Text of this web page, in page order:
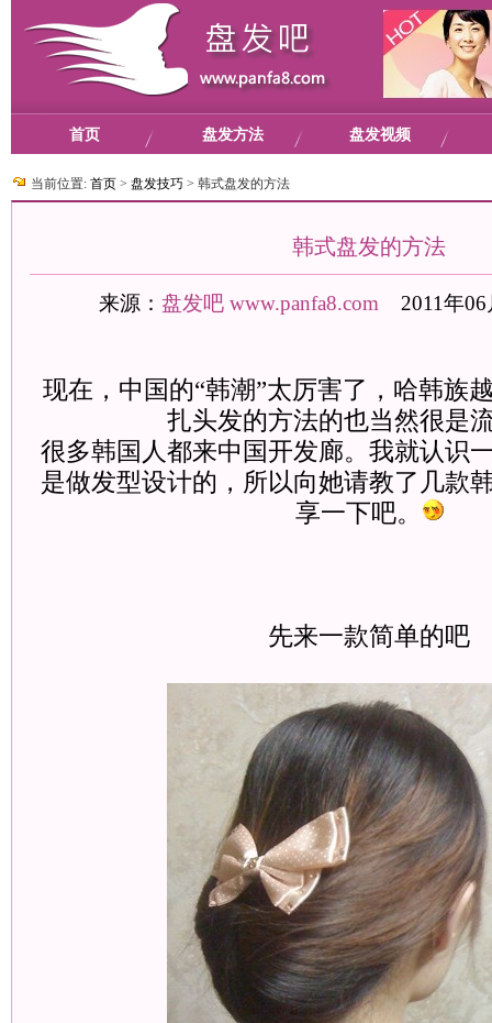
首页 盘发方法 盘发视频
当前位置: 首页 > 盘发技巧 > 韩式盘发的方法
韩式盘发的方法
来源： 盘发吧 www.panfa8.com 2011年06
现在，中国的“韩潮”太厉害了，哈韩族
扎头发的方法的也当然很是
很多韩国人都来中国开发廊。我就认识
是做发型设计的，所以向她请教了几款
享一下吧。
先来一款简单的吧